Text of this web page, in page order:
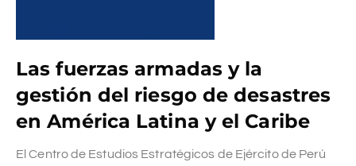
Las fuerzas armadas y la
gestión del riesgo de desastres
en América Latina y el Caribe
El Centro de Estudios Estratégicos de Ejército de Perú